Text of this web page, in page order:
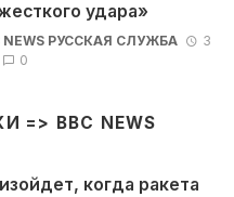
удара»
NEWS РУССКАЯ СЛУЖБА
3
0
=> BBC NEWS
когда ракета